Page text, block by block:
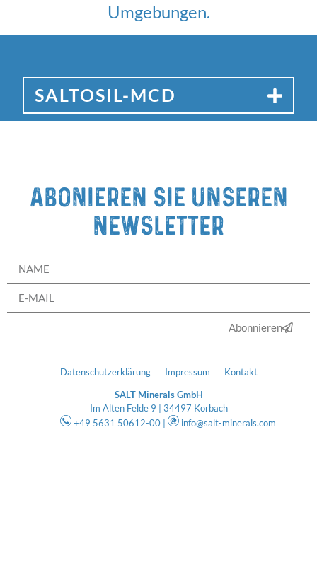
Umgebungen.
SALTOSIL-MCD
Abonieren Sie unseren
newsletter
Abonnieren
Datenschutzerklärung Impressum
Kontakt
SALT Minerals GmbH
Im Alten Felde 9 | 34497 Korbach
+49 5631 50612-00 |
info@salt-minerals.com